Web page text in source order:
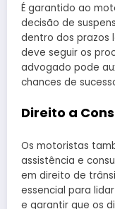
É garantido ao
decisão de
dentro dos prazos
deve seguir os
advogado pode
chances de
Direito a
Os motoristas
assistência e
em direito de
essencial para
e garantir que os